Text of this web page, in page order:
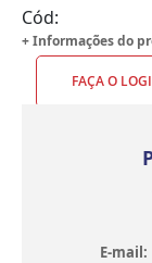
Cód:
+ Informações do
FAÇA O
E-mail: